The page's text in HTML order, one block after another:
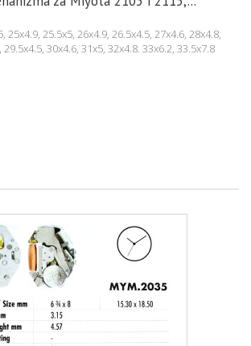
25x4.9, 25.5x5, 26x4.9, 26.5x4.5, 27x4.6, 28x4.8,
29.5x4.5, 30x4.6, 31x5, 32x4.8. 33x6.2, 33.5x7.8